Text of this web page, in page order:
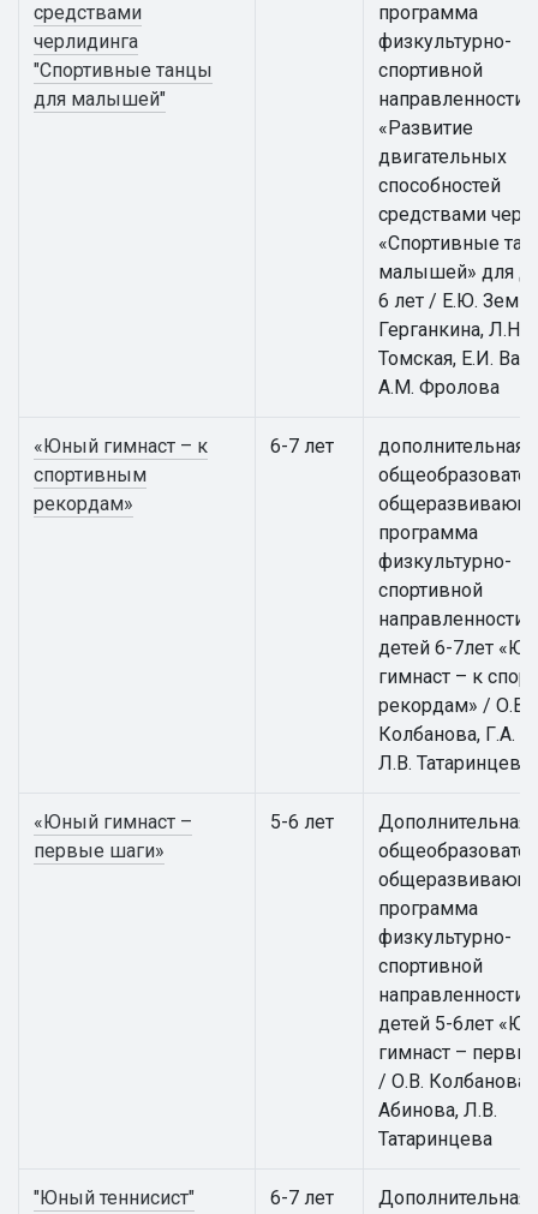
средствами
черлидинга
"Спортивные танцы
для малышей"
программа
физкультурно-
спортивной
направленности
«Развитие
двигательных
способностей
средствами
«Спортивные
малышей» для
6 лет / Е.Ю.
Герганкина, Л.Н.
Томская, Е.И.
А.М. Фролова
«Юный гимнаст – к
спортивным
рекордам»
6-7 лет
дополнительная
программа
физкультурно-
спортивной
направленности
детей 6-7лет
гимнаст – к
рекордам» / О.В.
Колбанова, Г.А.
Л.В. Татаринцева
«Юный гимнаст –
первые шаги»
5-6 лет
Дополнительная
программа
физкультурно-
спортивной
направленности
детей 5-6лет
гимнаст –
/ О.В. Колбанова,
Абинова, Л.В.
Татаринцева
"Юный теннисист" 6-7 лет
Дополнительная